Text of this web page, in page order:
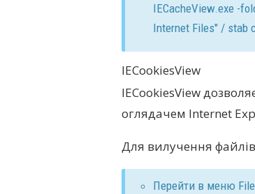
IECacheView.exe -
Internet Files" / stab
IECookiesView
IECookiesView
оглядачем Internet
Для вилучення
Перейти в меню File